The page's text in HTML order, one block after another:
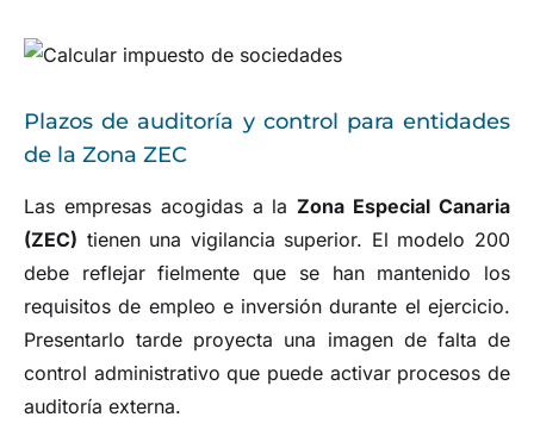
Plazos de auditoría y control para entidades
de la Zona ZEC
Las empresas acogidas a laZona Especial Canaria
(ZEC) tienen una vigilancia superior. El modelo 200
debe reflejar fielmente que se han mantenido los
requisitos de empleo e inversión durante el ejercicio.
Presentarlo tarde proyecta una imagen de falta de
control administrativo que puede activar procesos de
auditoría externa.